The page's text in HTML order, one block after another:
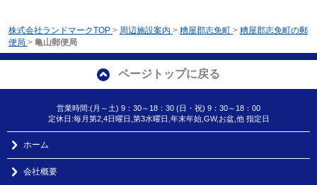
株式会社ランドマークTOP > 周辺施設案内 > 糟屋郡志免町 > 糟屋郡志免町の郵
便局 > 亀山郵便局
ページトップに戻る
営業時間:(月～土) 9：30～18：30 (日・祝) 9：30～18：00
定休日:毎月第2,4日曜日,第3水曜日,年末年始,GW,お盆,他 指定日
ホーム
会社概要